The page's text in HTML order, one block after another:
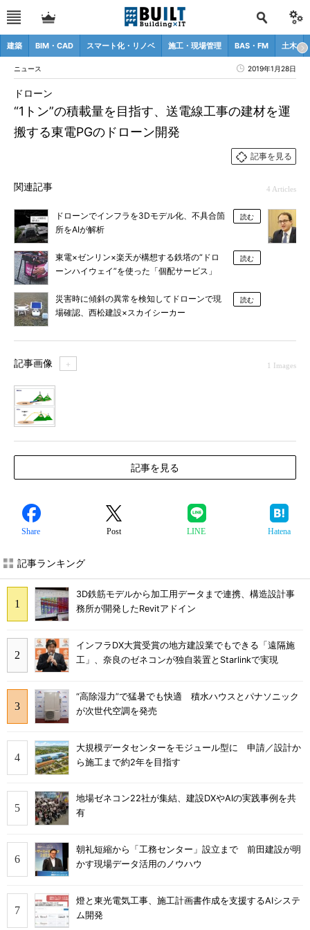
建築 BIM・CAD スマート化・リノベ 施工・現場管理 BAS・FM 土木
ニュース 2019年1月28日
“1トン”の積載量を目指す、送電線工事の建材を運
搬する東電PGのドローン開発
ドローン
記事を見る
関連記事 4 Articles
ドローンでインフラを3Dモデル化、不具合箇
所をAIが解析
読む
東電×ゼンリン×楽天が構想する鉄塔の“ドロ
ーンハイウェイ”を使った「個配サービス」
読む
災害時に傾斜の異常を検知してドローンで現
場確認、西松建設×スカイシーカー
読む
記事画像 ＋ 1 Images
記事を見る
Share Post LINE Hatena
記事ランキング
3D鉄筋モデルから加工用データまで連携、構造設計事
務所が開発したRevitアドイン
インフラDX大賞受賞の地方建設業でもできる「遠隔施
工」、奈良のゼネコンが独自装置とStarlinkで実現
“高除湿力”で猛暑でも快適 積水ハウスとパナソニック
が次世代空調を発売
大規模データセンターをモジュール型に 申請／設計か
ら施工まで約2年を目指す
地場ゼネコン22社が集結、建設DXやAIの実践事例を共
有
朝礼短縮から「工務センター」設立まで 前田建設が明
かす現場データ活用のノウハウ
燈と東光電気工事、施工計画書作成を支援するAIシステ
ム開発